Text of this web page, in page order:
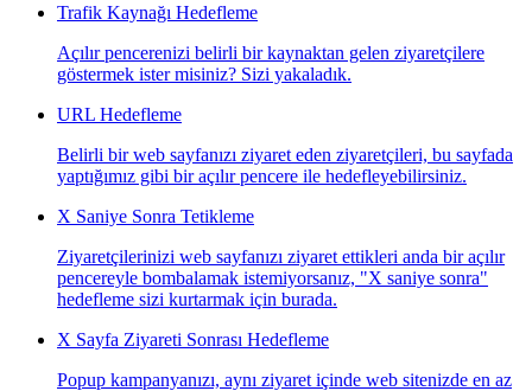
Trafik Kaynağı Hedefleme
Açılır pencerenizi belirli bir kaynaktan gelen ziyaretçilere
göstermek ister misiniz? Sizi yakaladık.
URL Hedefleme
Belirli bir web sayfanızı ziyaret eden ziyaretçileri, bu sayfada
yaptığımız gibi bir açılır pencere ile hedefleyebilirsiniz.
X Saniye Sonra Tetikleme
Ziyaretçilerinizi web sayfanızı ziyaret ettikleri anda bir açılır
pencereyle bombalamak istemiyorsanız, "X saniye sonra"
hedefleme sizi kurtarmak için burada.
X Sayfa Ziyareti Sonrası Hedefleme
Popup kampanyanızı, aynı ziyaret içinde web sitenizde en az